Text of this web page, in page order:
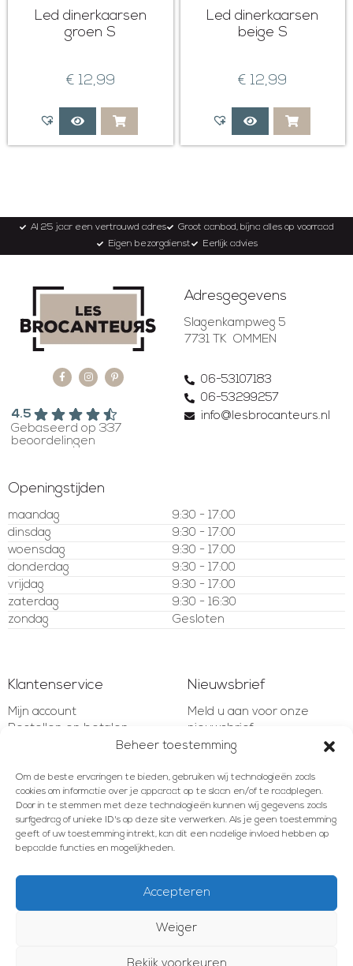
Beheer toestemming
Om de beste ervaringen te bieden, gebruiken wij technologieën zoals
cookies om informatie over je apparaat op te slaan en/of te raadplegen.
Door in te stemmen met deze technologieën kunnen wij gegevens zoals
surfgedrag of unieke ID's op deze site verwerken. Als je geen toestemming
geeft of uw toestemming intrekt, kan dit een nadelige invloed hebben op
bepaalde functies en mogelijkheden.
Accepteren
Weiger
Bekijk voorkeuren
Led dinerkaarsen
groen S
€ 12,99
Led dinerkaarsen
beige S
€ 12,99
Al 25 jaar een vertrouwd adres
Groot aanbod, bijna alles op voorraad
Eigen bezorgdienst
Eerlijk advies
4.5
Gebaseerd op 337
beoordelingen
Adresgegevens
Slagenkampweg 5
7731 TK OMMEN
06-53107183
06-53299257
info@lesbrocanteurs.nl
Openingstijden
maandag
9:30 - 17:00
dinsdag
9:30 - 17:00
woensdag
9:30 - 17:00
donderdag
9:30 - 17:00
vrijdag
9:30 - 17:00
zaterdag
9:30 - 16:30
zondag
Gesloten
Klantenservice
Mijn account
Bestellen en betalen
Verzenden en retourneren
Klachten en geschillen
Contact
Nieuwsbrief
Meld u aan voor onze
nieuwsbrief
AANMELDEN
© 2012 - 2026 Les Brocanteurs
Meld u aan voor onze nieuwsbrief!